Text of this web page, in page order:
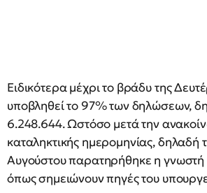
Ειδικότερα μέχρι το βράδυ της
υποβληθεί το 97% των δηλώσεων,
6.248.644. Ωστόσο μετά την
καταληκτικής ημερομηνίας, δηλαδή
Αυγούστου παρατηρήθηκε η
όπως σημειώνουν πηγές του